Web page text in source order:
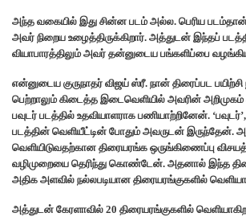
அந்த வகையில் இது சின்ன படம் அல்ல. பெரிய
அவர் நிறைய உழைத்திருக்கிறார். அத்துடன் இந்தப்
வியாபாரத்திலும் அவர் தன்னுடைய பங்களிப்பை
என்னுடைய குருநாதர் விஜய் ஸ்ரீ. நான் திரைப்பட பயிற்சி
பெற்றாலும் கிடைத்த இடைவெளியில் அவரின்
பவுடர் படத்தில் உதவியாளராக பணியாற்றினேன்.
படத்தின் வெளியீட்டின் போதும் அவருடன் இருந்தேன்.
வெளியிடுவதற்கான திரையரங்க ஒருங்கிணைப்பு
வழிமுறையை தெரிந்து கொண்டேன். அதனால் இந்த
அதிக அளவில் நல்லபடியான திரையரங்குகளில்
அத்துடன் கேரளாவில் 20 திரையரங்குகளில்